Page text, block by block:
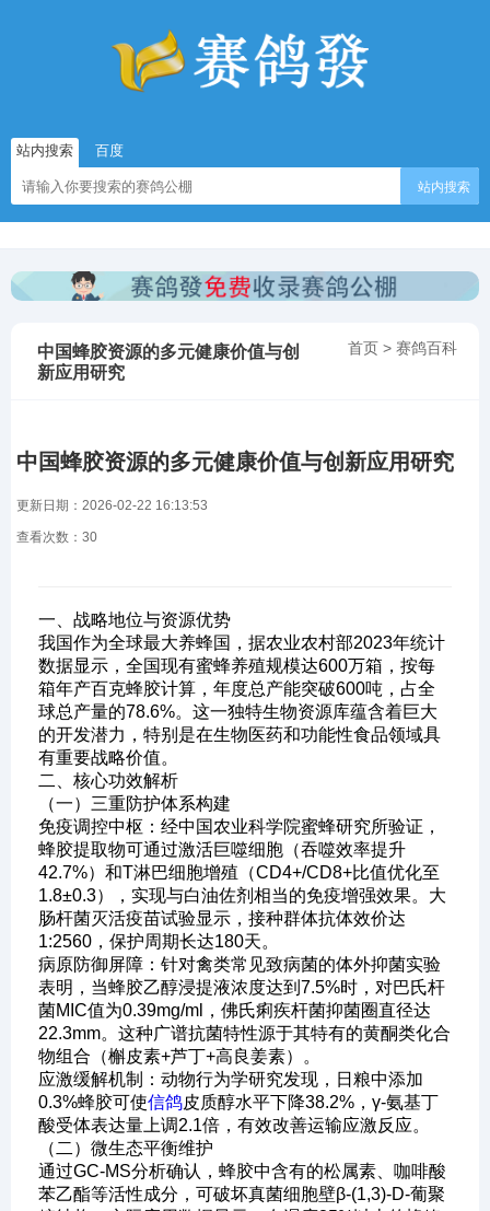
站内搜索 百度
站内搜索
首页 > 赛鸽百科
中国蜂胶资源的多元健康价值与创
新应用研究
中国蜂胶资源的多元健康价值与创新应用研究
更新日期：2026-02-22 16:13:53
查看次数： 30
一、战略地位与资源优势
我国作为全球最大养蜂国，据农业农村部2023年统计
数据显示，全国现有蜜蜂养殖规模达600万箱，按每
箱年产百克蜂胶计算，年度总产能突破600吨，占全
球总产量的78.6%。这一独特生物资源库蕴含着巨大
的开发潜力，特别是在生物医药和功能性食品领域具
有重要战略价值。
二、核心功效解析
（一）三重防护体系构建
免疫调控中枢：经中国农业科学院蜜蜂研究所验证，
蜂胶提取物可通过激活巨噬细胞（吞噬效率提升
42.7%）和T淋巴细胞增殖（CD4+/CD8+比值优化至
1.8±0.3），实现与白油佐剂相当的免疫增强效果。大
肠杆菌灭活疫苗试验显示，接种群体抗体效价达
1:2560，保护周期长达180天。
病原防御屏障：针对禽类常见致病菌的体外抑菌实验
表明，当蜂胶乙醇浸提液浓度达到7.5%时，对巴氏杆
菌MIC值为0.39mg/ml，佛氏痢疾杆菌抑菌圈直径达
22.3mm。这种广谱抗菌特性源于其特有的黄酮类化合
物组合（槲皮素+芦丁+高良姜素）。
应激缓解机制：动物行为学研究发现，日粮中添加
0.3%蜂胶可使信鸽皮质醇水平下降38.2%，γ-氨基丁
酸受体表达量上调2.1倍，有效改善运输应激反应。
（二）微生态平衡维护
通过GC-MS分析确认，蜂胶中含有的松属素、咖啡酸
苯乙酯等活性成分，可破坏真菌细胞壁β-(1,3)-D-葡聚